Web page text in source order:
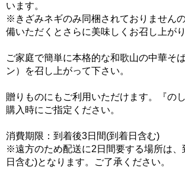
います。
※きざみネギのみ同梱されておりません
備いただくとさらに美味しくお召し上が
ご家庭で簡単に本格的な和歌山の中華そ
ン）を召し上がって下さい。
贈りものにもご利用いただけます。『の
購入時にご指定ください。
消費期限：到着後3日間(到着日含む)
※遠方のため配送に2日間要する場所は、
日含む)となります。ご了承ください。